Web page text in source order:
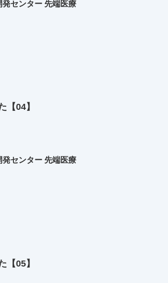
センター 先端医療
【04】
センター 先端医療
【05】